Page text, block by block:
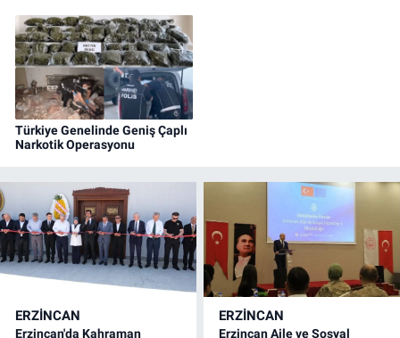
Türkiye Genelinde Geniş Çaplı
Narkotik Operasyonu
ERZINCAN
Erzincan'da Kahraman
ERZINCAN
Erzincan Aile ve Sosyal